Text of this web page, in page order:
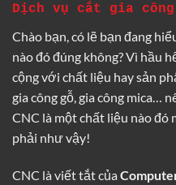
Dịch vụ cắt gia công
Chào bạn, có lẽ bạn đang
nào đó đúng không? Vì hầu
cộng với chất liệu hay sản
gia công gỗ, gia công mica…
CNC là một chất liệu nào đó
phải như vậy!
CNC làviết tắt của